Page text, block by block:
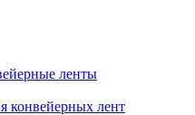
ленты
конвейерных лент